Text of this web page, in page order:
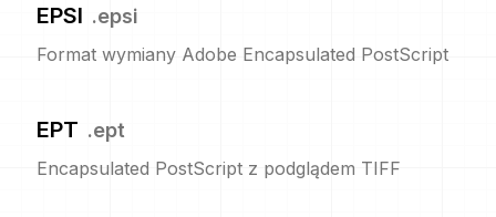
EPSI .epsi
Format wymiany Adobe Encapsulated PostScript
EPT .ept
Encapsulated PostScript z podglądem TIFF